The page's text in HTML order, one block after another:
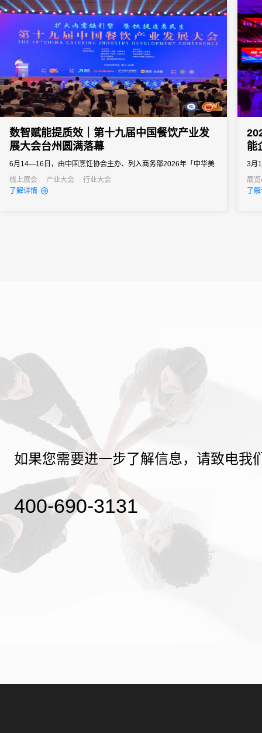
会务系统不...
数智赋能提质效｜第十九届中国餐饮产业发
展大会台州圆满落幕
6月14—16日，由中国烹饪协会主办、列入商务部2026年「中华美
食荟」重点促消费活动的第十九届中国餐饮产业发展大会在浙江台
州白天鹅国际会议中心圆满举办。
线上展会 产业大会
行业大会
了解详情
能
3月
家
展
了
如果您需要进一步了解信息，请致电我
400-690-3131